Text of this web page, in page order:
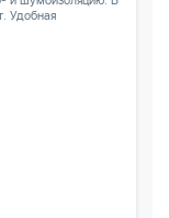
Удобная